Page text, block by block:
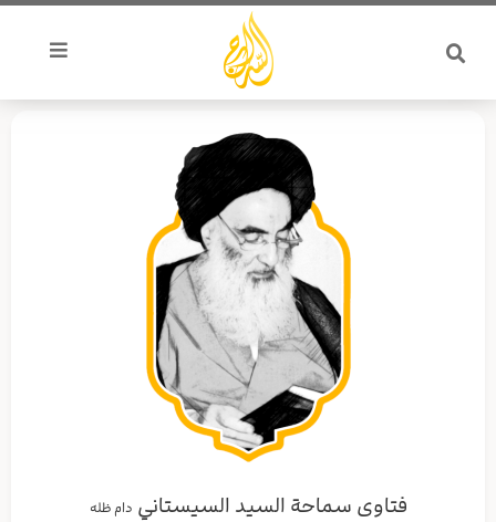
تخطي
المحتوى
فتاوى سماحة السيد السيستاني دام ظله